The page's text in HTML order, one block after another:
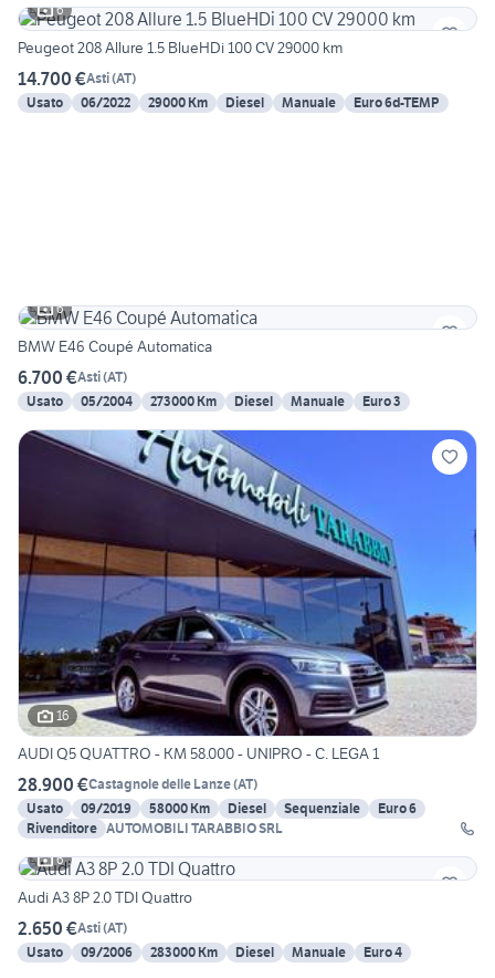
6
Peugeot 208 Allure 1.5 BlueHDi 100 CV 29000 km
14.700 €Asti(AT)
Usato
06/2022 29000 Km Diesel Manuale Euro 6d-TEMP
6
BMW E46 Coupé Automatica
6.700 €Asti(AT)
Usato
05/2004 273000 Km Diesel Manuale Euro 3
16
AUDI Q5 QUATTRO - KM 58.000 - UNIPRO - C. LEGA 1
28.900 €Castagnole delle Lanze(AT)
Usato
09/2019 58000 Km Diesel Sequenziale
Euro 6
Rivenditore AUTOMOBILI TARABBIO SRL
6
Audi A3 8P 2.0 TDI Quattro
2.650 €Asti(AT)
Usato
09/2006 283000 Km Diesel Manuale Euro 4